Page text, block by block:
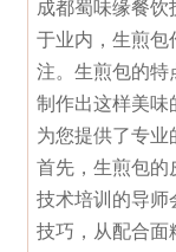
成都蜀味缘餐饮
于业内，生煎包
注。生煎包的特
制作出这样美味
为您提供了专业
首先，生煎包的
技术培训的导师
技巧，从配合面